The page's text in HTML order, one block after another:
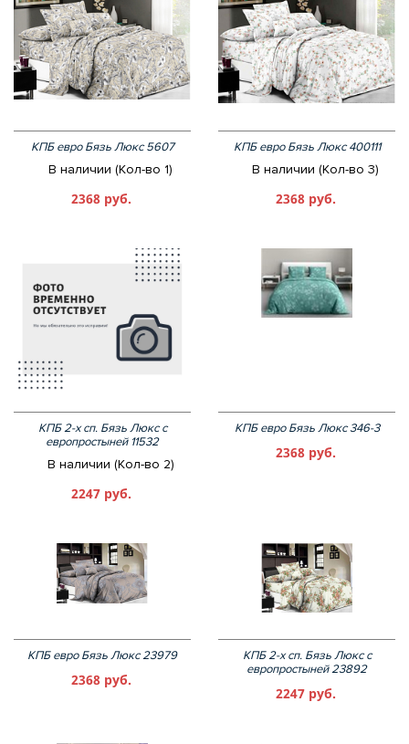
КПБ евро Бязь Люкс 5607
В наличии (Кол-во 1)
2368 руб.
КПБ евро Бязь Люкс 400111
В наличии (Кол-во 3)
2368 руб.
КПБ 2-х сп. Бязь Люкс с
европростыней 11532
В наличии (Кол-во 2)
2247 руб.
КПБ евро Бязь Люкс 346-3
2368 руб.
КПБ евро Бязь Люкс 23979
2368 руб.
КПБ 2-х сп. Бязь Люкс с
европростыней 23892
2247 руб.